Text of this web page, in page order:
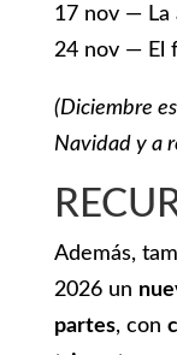
17 nov — La
24 nov — El
(Diciembre
Navidad y a
Además,
2026 un
partes, con